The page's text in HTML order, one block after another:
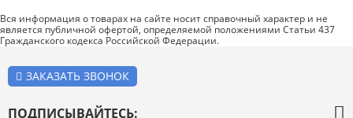
Доставка. Как был упакован товар? Доставили ли его вам в
оговоренный срок?
Товар . Качественный? Какие его плюсы и минусы?
Вся информация о товарах на сайте носит справочный характер и не
является публичной офертой, определяемой положениями Статьи 437
Гражданского кодекса Российской Федерации.
ЗАКАЗАТЬ ЗВОНОК
ПОДПИСЫВАЙТЕСЬ: